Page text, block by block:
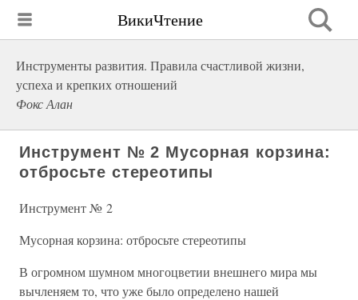
ВикиЧтение
Инструменты развития. Правила счастливой жизни,
успеха и крепких отношений
Фокс Алан
Инструмент № 2 Мусорная корзина:
отбросьте стереотипы
Инструмент № 2
Мусорная корзина: отбросьте стереотипы
В огромном шумном многоцветии внешнего мира мы
вычленяем то, что уже было определено нашей